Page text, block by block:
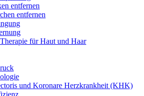
entfernen
entfernen
für Haut und Haar
und Koronare Herzkrankheit (KHK)